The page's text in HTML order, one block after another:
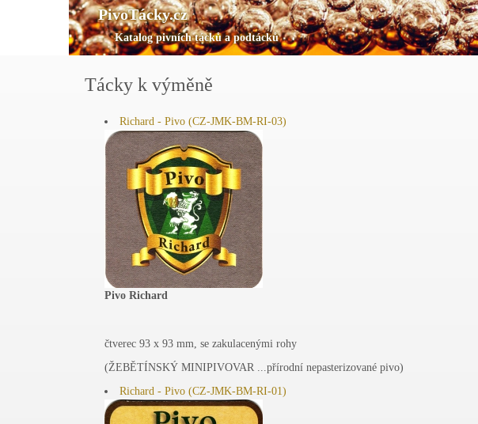
Katalog pivních tácků a podtácků
PivoTácky.cz
Tácky k výměně
Richard - Pivo (CZ-JMK-BM-RI-03)
Pivo Richard
čtverec 93 x 93 mm, se zakulacenými rohy
(ŽEBĚTÍNSKÝ MINIPIVOVAR ...přírodní nepasterizované pivo)
Richard - Pivo (CZ-JMK-BM-RI-01)